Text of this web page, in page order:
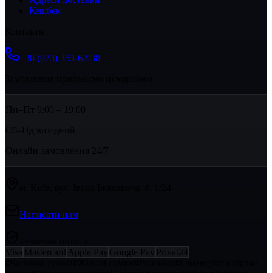
Кешбек
+38 (073) 353-62-38
Пн–Пт 9:00 – 19:00
Сб–Нд вихідний
Написати нам
Visa Mastercard Apple Pay Google Pay Privat24